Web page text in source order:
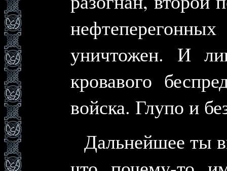
уничтожен. И
кровавого
войска. Глупо и
Дальнейшее ты